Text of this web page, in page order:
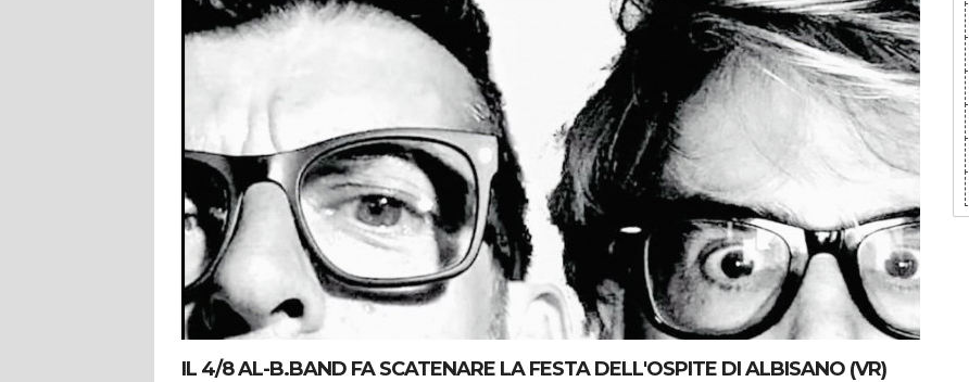
IL 4/8 AL-B.BAND FA SCATENARE LA FESTA DELL'OSPITE DI ALBISANO (VR)